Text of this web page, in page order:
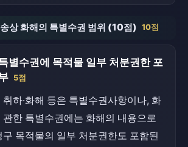
상 화해의 특별수권 범위 (10점) 10점
별수권에 목적물 일부 처분권한 포
5점
취하·화해 등은 특별수권사항이나, 화
관한 특별수권에는 화해의 내용으로
구 목적물의 일부 처분권한도 포함된